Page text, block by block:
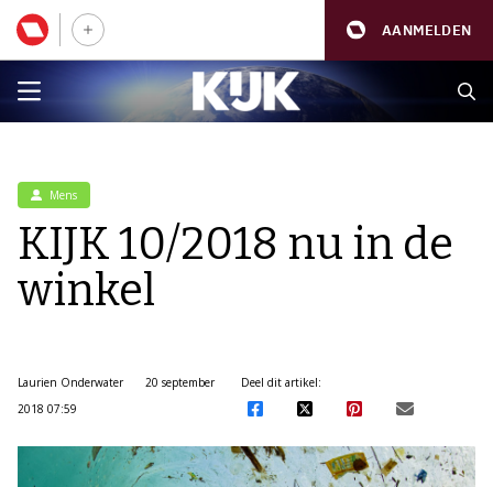
AANMELDEN
Mens
KIJK 10/2018 nu in de
winkel
Laurien Onderwater
20 september
2018 07:59
Deel dit artikel: